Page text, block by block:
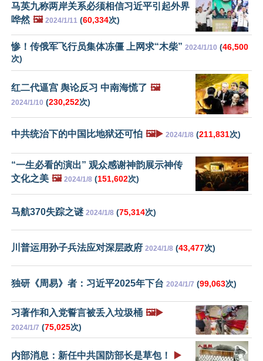
马英九称两岸关系必须相信习近平引起外界
哗然 🖼️ 2024/1/11 (60,334次)
惨！传俄军飞行员集体冻僵 上网求“木柴” 2024/1/10 (46,500
次)
红二代逼宫 舆论反习 中南海慌了 🖼️
2024/1/10 (230,252次)
中共统治下的中国比地狱还可怕 🖼️▶️ 2024/1/8 (211,831次)
“一生必看的演出” 观众感谢神韵展示神传
文化之美 🖼️ 2024/1/8 (151,602次)
马航370失踪之谜 2024/1/8 (75,314次)
川普运用孙子兵法应对深层政府 2024/1/8 (43,477次)
独研《周易》者：习近平2025年下台 2024/1/7 (99,063次)
习著作和入党誓言被丢入垃圾桶 🖼️▶️
2024/1/7 (75,025次)
内部消息：新任中共国防部长是草包！ ▶️